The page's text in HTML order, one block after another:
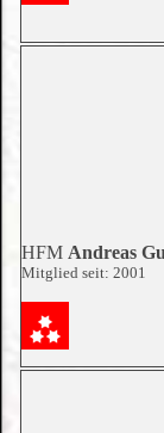
HFM Andreas
Mitglied seit: 2001